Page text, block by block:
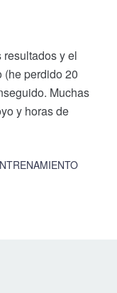
y el
(he perdido 20
Muchas
y horas de